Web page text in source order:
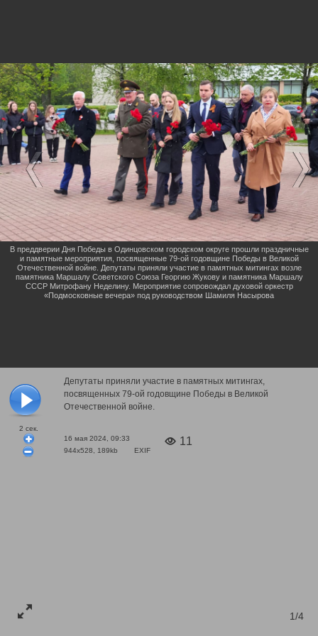
2 сек.
Депутаты приняли участие в памятных митингах,
посвященных 79-ой годовщине Победы в Великой
Отечественной войне.
16 мая 2024, 09:33
944x528, 189kb
EXIF
11
1/4
В преддверии Дня Победы в Одинцовском городском округе прошли праздничные
и памятные мероприятия, посвященные 79-ой годовщине Победы в Великой
Отечественной войне. Депутаты приняли участие в памятных митингах возле
памятника Маршалу Советского Союза Георгию Жукову и памятника Маршалу
СССР Митрофану Неделину. Мероприятие сопровождал духовой оркестр
«Подмосковные вечера» под руководством Шамиля Насырова